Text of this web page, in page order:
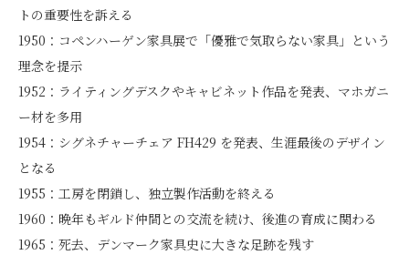
トの重要性を訴える
1950：コペンハーゲン家具展で「優雅で気取らない家具」という
理念を提示
1952：ライティングデスクやキャビネット作品を発表、マホガニ
ー材を多用
1954：シグネチャーチェア FH429 を発表、生涯最後のデザイン
となる
1955：工房を閉鎖し、独立製作活動を終える
1960：晩年もギルド仲間との交流を続け、後進の育成に関わる
1965：死去、デンマーク家具史に大きな足跡を残す